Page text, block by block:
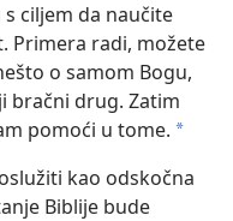
ciljem da naučite
Primera radi, možete
o samom Bogu,
bračni drug. Zatim
pomoći u tome. a
kao odskočna
Biblije bude